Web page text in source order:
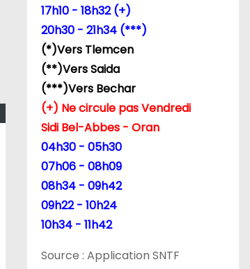
17h10 - 18h32 (+)
20h30 - 21h34 (***)
(*)Vers Tlemcen
(**)Vers Saida
(***)Vers Bechar
(+) Ne circule pas Vendredi
Sidi Bel-Abbes - Oran
04h30 - 05h30
07h06 - 08h09
08h34 - 09h42
09h22 - 10h24
10h34 - 11h42
Source : Application SNTF